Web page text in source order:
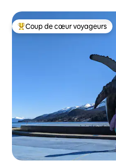
Coups de cœur voyageurs les
Coup de cœur voyageurs